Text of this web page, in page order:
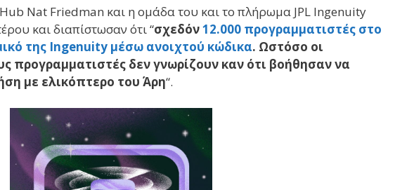
Nat Friedman και η ομάδα του και το πλήρωμα JPL Ingenuity
και διαπίστωσαν ότι “σχεδόν12.000 προγραμματιστές στο
της Ingenuity μέσω ανοιχτού κώδικα. Ωστόσο οι
προγραμματιστές δεν γνωρίζουν καν ότι βοήθησαν να
με ελικόπτερο του Άρη“.